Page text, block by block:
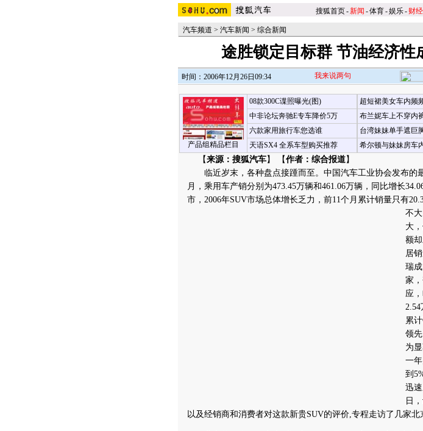
搜狐首页-新闻 -体育-娱乐- 财经
汽车频道 > 汽车新闻 > 综合新闻
途胜锁定目标群 节油经济性
时间：2006年12月26日09:34 我来说两句
产品组精品栏目
08款300C谍照曝光(图)
中非论坛奔驰E专车降价5万
六款家用旅行车您选谁
天语SX4 全系车型购买推荐
超短裙美女车内频
布兰妮车上不穿内
台湾妹妹单手遮巨
希尔顿与妹妹房车
【来源：搜狐汽车】 【作者：综合报道】
临近岁末，各种盘点接踵而至。中国汽车工业协会发布的
月，乘用车产销分别为473.45万辆和461.06万辆，同比增长
市，2006年SUV市场总体增长乏力，前11个月累计销量只有
不大
大
额
居
瑞
家
应
2.54
累
领
为
一
到
迅
日
以及经销商和消费者对这款新贵SUV的评价,专程走访了几家北